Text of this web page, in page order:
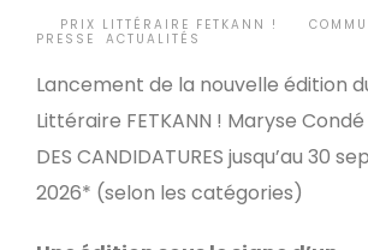
PRIX LITTÉRAIRE FETKANN !
PRESSE
ACTUALITÉS
Lancement de la nouvelle édition
Littéraire FETKANN ! Maryse Condé
DES CANDIDATURES jusqu’au 30
2026* (selon les catégories)